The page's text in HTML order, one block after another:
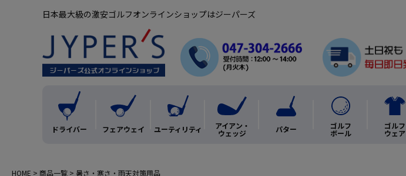
日本最大級の激安ゴルフオンラインショップはジーパーズ
ドライバー フェアウェイ ユーティリティ アイアン・
ウェッジ パター ゴルフ
ボール
ゴルフ
ウェア
HOME 商品一覧 暑さ・寒さ・雨天対策用品